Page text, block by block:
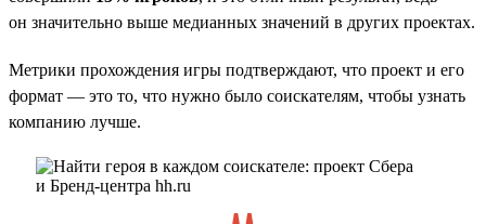
он значительно выше медианных значений в других проектах.
Метрики прохождения игры подтверждают, что проект и его
формат — это то, что нужно было соискателям, чтобы узнать
компанию лучше.